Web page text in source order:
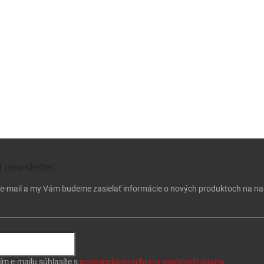
mail a my Vám budeme zasielať informácie o nových produktoch na
e-mailu súhlasíte s podmienkami ochrany osobných údajov